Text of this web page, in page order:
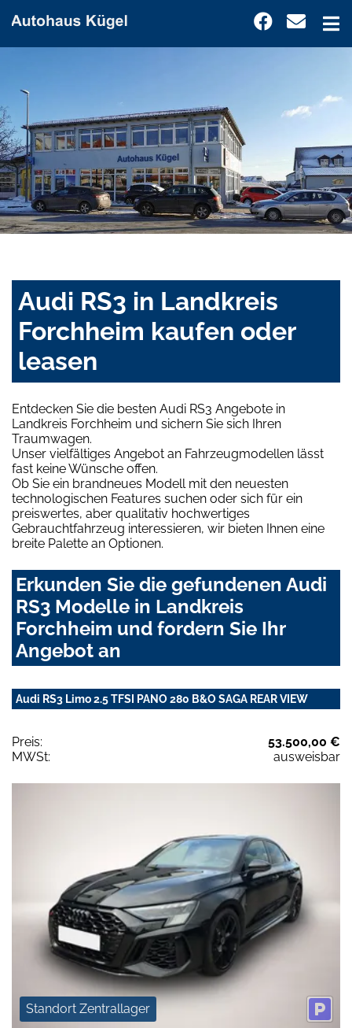
Audi RS3 in Landkreis
Forchheim kaufen oder
leasen
Entdecken Sie die besten Audi RS3 Angebote in
Landkreis Forchheim und sichern Sie sich Ihren
Traumwagen.
Unser vielfältiges Angebot an Fahrzeugmodellen lässt
fast keine Wünsche offen.
Ob Sie ein brandneues Modell mit den neuesten
technologischen Features suchen oder sich für ein
preiswertes, aber qualitativ hochwertiges
Gebrauchtfahrzeug interessieren, wir bieten Ihnen eine
breite Palette an Optionen.
Erkunden Sie die gefundenen Audi
RS3 Modelle in Landkreis
Forchheim und fordern Sie Ihr
Angebot an
Audi RS3 Limo 2.5 TFSI PANO 280 B&O SAGA REAR VIEW
Preis:
53.500,00 €
MWSt:
ausweisbar
Standort Zentrallager